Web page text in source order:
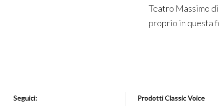
Teatro Massimo
proprio in questa
Seguici: Prodotti Classic Voice